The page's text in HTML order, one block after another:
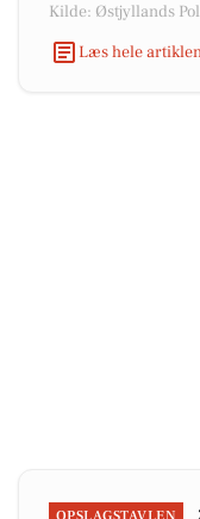
Kilde: Østjyllands
Læs hele